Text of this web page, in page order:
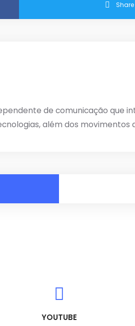
de comunicação que
além dos movimentos
YOUTUBE